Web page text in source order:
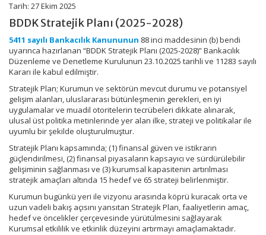
Tarih: 27 Ekim 2025
BDDK Stratejik Planı (2025-2028)
5411 sayılı Bankacılık Kanununun 88 inci maddesinin (b) bendi
uyarınca hazırlanan “BDDK Stratejik Planı (2025-2028)” Bankacılık
Düzenleme ve Denetleme Kurulunun 23.10.2025 tarihli ve 11283 sayılı
Kararı ile kabul edilmiştir.
Stratejik Plan; Kurumun ve sektörün mevcut durumu ve potansiyel
gelişim alanları, uluslararası bütünleşmenin gerekleri, en iyi
uygulamalar ve muadil otoritelerin tecrübeleri dikkate alınarak,
ulusal üst politika metinlerinde yer alan ilke, strateji ve politikalar ile
uyumlu bir şekilde oluşturulmuştur.
Stratejik Planı kapsamında; (1) finansal güven ve istikrarın
güçlendirilmesi, (2) finansal piyasaların kapsayıcı ve sürdürülebilir
gelişiminin sağlanması ve (3) kurumsal kapasitenin artırılması
stratejik amaçları altında 15 hedef ve 65 strateji belirlenmiştir.
Kurumun bugünkü yeri ile vizyonu arasında köprü kuracak orta ve
uzun vadeli bakış açısını yansıtan Stratejik Plan, faaliyetlerin amaç,
hedef ve öncelikler çerçevesinde yürütülmesini sağlayarak
Kurumsal etkililik ve etkinlik düzeyini artırmayı amaçlamaktadır.